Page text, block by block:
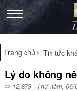
Trang chủ Tin tức
Lý do không
12,873 | Thứ năm,